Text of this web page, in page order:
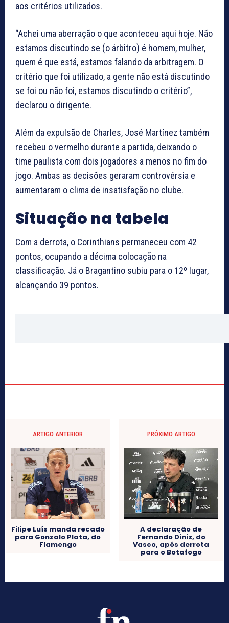
aos critérios utilizados.
“Achei uma aberração o que aconteceu aqui hoje. Não
estamos discutindo se (o árbitro) é homem, mulher,
quem é que está, estamos falando da arbitragem. O
critério que foi utilizado, a gente não está discutindo
se foi ou não foi, estamos discutindo o critério”,
declarou o dirigente.
Além da expulsão de Charles, José Martínez também
recebeu o vermelho durante a partida, deixando o
time paulista com dois jogadores a menos no fim do
jogo. Ambas as decisões geraram controvérsia e
aumentaram o clima de insatisfação no clube.
Situação na tabela
Com a derrota, o Corinthians permaneceu com 42
pontos, ocupando a décima colocação na
classificação. Já o Bragantino subiu para o 12º lugar,
alcançando 39 pontos.
ARTIGO ANTERIOR
Filipe Luís manda recado
para Gonzalo Plata, do
Flamengo
PRÓXIMO ARTIGO
A declaração de
Fernando Diniz, do
Vasco, após derrota
para o Botafogo